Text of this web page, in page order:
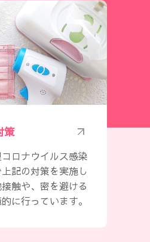
策
ロナウイルス感染
記の対策を実施し
触や、密を避ける
に行っています。